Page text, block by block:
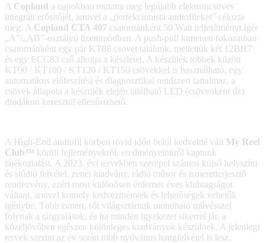
A Copland a napokban mutatta meg legújabb elektroncsöves
integrált erősítőjét, amivel a „perfekcionista audiofileket” célozta
meg. A Copland CTA 407 csatornánként 50 Watt teljesítményt ígér
„A”/„AB”-osztályú üzemmódban. A push-pull kimeneti fokozatban
csatornánként egy pár KT88 csövet találunk, mellettük két 12BH7
és egy ECC83 cső alkotja a készletet. A készülék többek között
KT90 / KT100 / KT120 / KT150 csövekkel is használható, egy
automatikus előfeszítési és diagnosztikai rendszert tartalmaz, a
csövek állapota a készülék elején található LED (csövenként tíz)
diódákon keresztül ellenőrizhető.
A High-End audiofil körben rövid időn belül kedveltté vált My Reel
Club™ körüli fejleményekről, eredményeinkről kaptunk
tájékoztatást. A 2023. évi tervekben szerepel számos külső helyszíni
és stúdió felvétel, zenei kiadvány, rádió műsor és ismeretterjesztő
rendezvény, ezért most különösen érdemes éves klubtagságot
váltani, amivel komoly kedvezmények és lehetőségek vehetők
igénybe. Több ismert, sőt világsztárnak mondható művésszel
folynak a tárgyalások, és ha minden igyekezet sikerrel jár, a
közeljövőben egészen különleges kiadványok készülnek. A jelenlegi
tervek szerint az év során több nyilvános hangfelvétel is lesz.